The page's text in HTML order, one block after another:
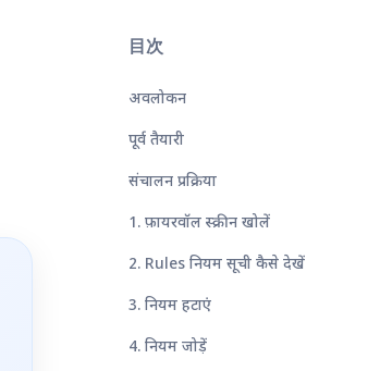
目次
अवलोकन
पूर्व तैयारी
संचालन प्रक्रिया
1. फ़ायरवॉल स्क्रीन खोलें
2. Rules नियम सूची कैसे देखें
3. नियम हटाएं
4. नियम जोड़ें